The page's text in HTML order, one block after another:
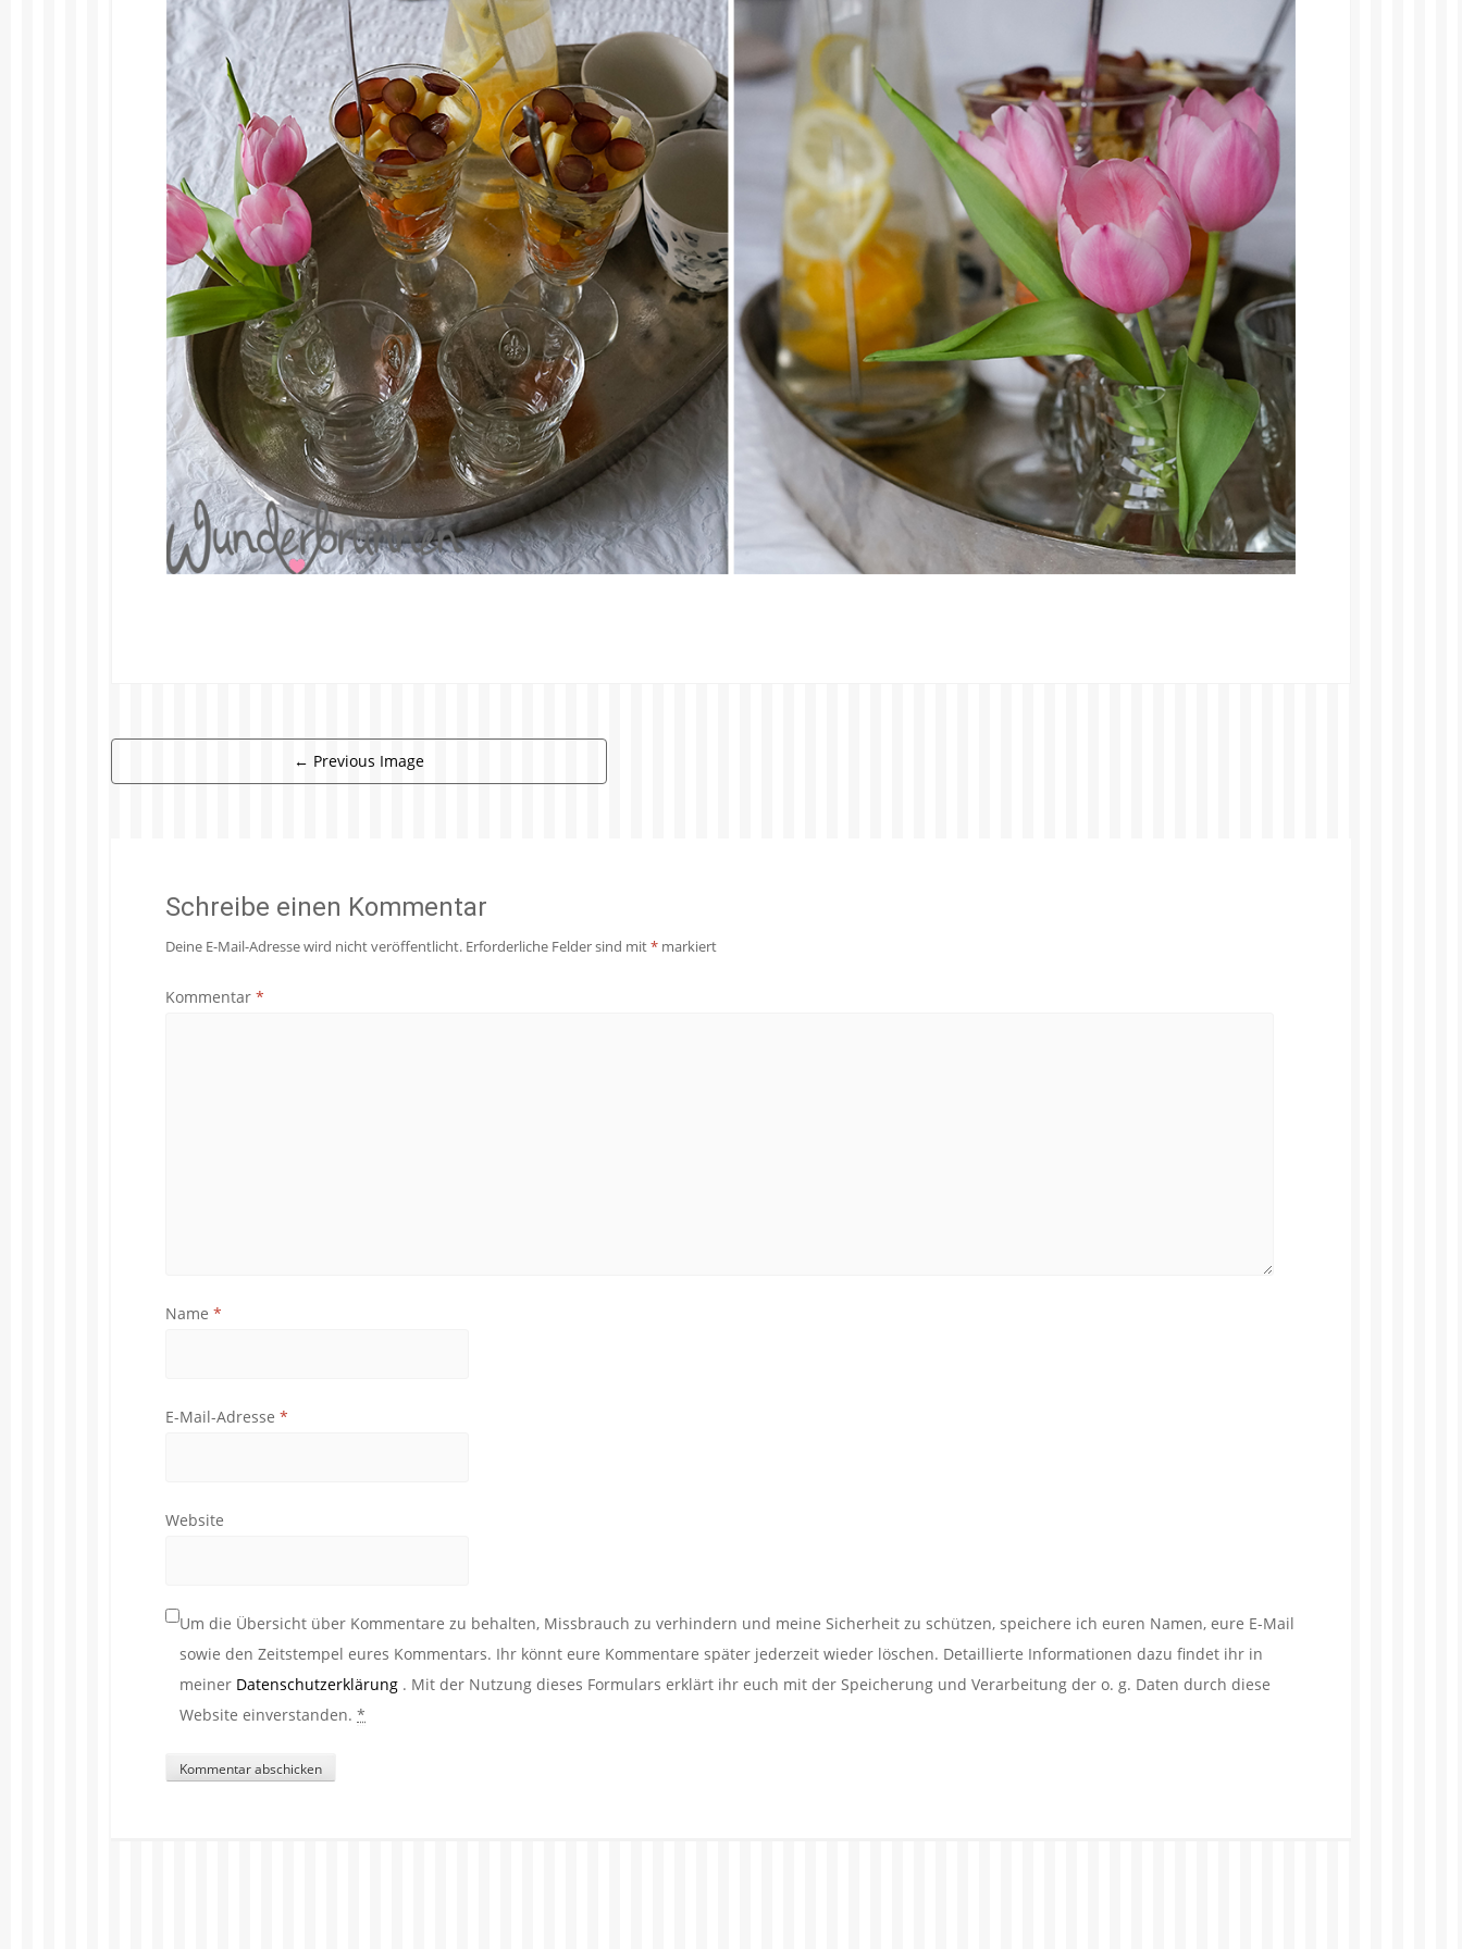
← Previous Image
Schreibe einen Kommentar
Deine E-Mail-Adresse wird nicht veröffentlicht. Erforderliche Felder sind mit* markiert
Kommentar *
Name *
E-Mail-Adresse *
Website
Um die Übersicht über Kommentare zu behalten, Missbrauch zu verhindern und meine Sicherheit zu schützen, speichere ich euren Namen, eure E-Mail
sowie den Zeitstempel eures Kommentars. Ihr könnt eure Kommentare später jederzeit wieder löschen. Detaillierte Informationen dazu findet ihr in
meiner Datenschutzerklärung . Mit der Nutzung dieses Formulars erklärt ihr euch mit der Speicherung und Verarbeitung der o. g. Daten durch diese
Website einverstanden. *